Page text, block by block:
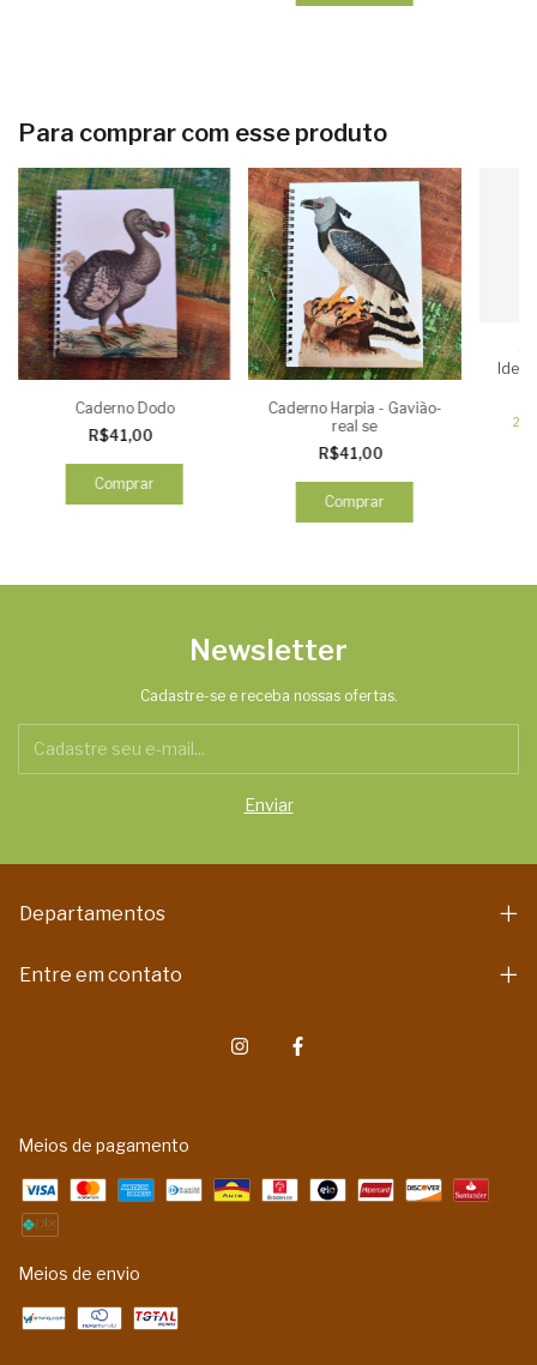
Para comprar com esse produto
Caderno Dodo
R$41,00
Comprar
Caderno Harpia - Gavião-
real se
R$41,00
Comprar
2
Newsletter
Cadastre-se e receba nossas ofertas.
Departamentos
Entre em contato
Meios de pagamento
Meios de envio